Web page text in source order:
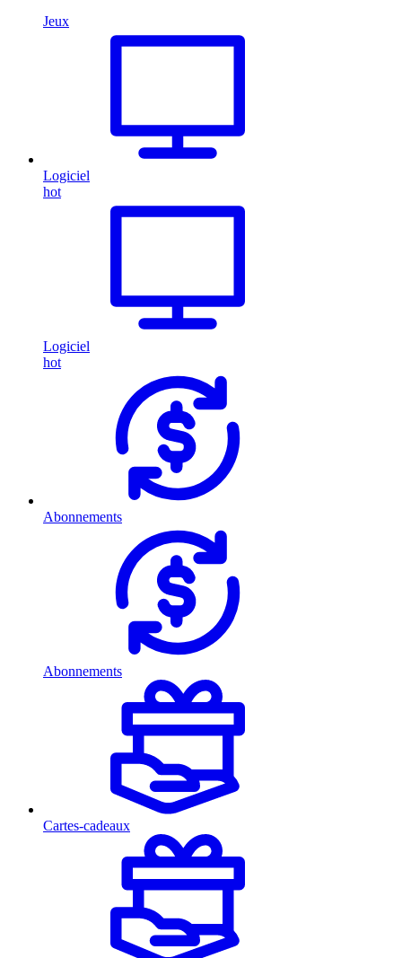
Jeux
Logiciel
hot
Logiciel
hot
Abonnements
Abonnements
Cartes-cadeaux